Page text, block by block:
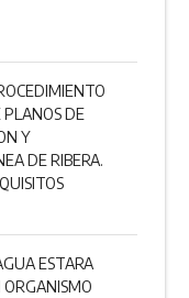
PLANOS DE
Y
DE RIBERA.
ESTARA